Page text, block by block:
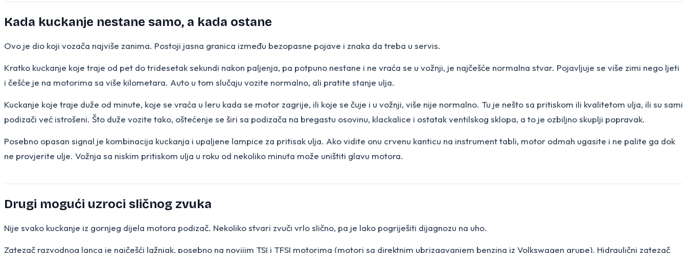
Kada kuckanje nestane samo, a kada ostane
Ovo je dio koji vozača najviše zanima. Postoji jasna granica između bezopasne pojave i znaka da treba u servis.
Kratko kuckanje koje traje od pet do tridesetak sekundi nakon paljenja, pa potpuno nestane i ne vraća se u vožnji, je najčešće normalna stvar. Pojavljuje se više zimi nego ljeti
i češće je na motorima sa više kilometara. Auto u tom slučaju vozite normalno, ali pratite stanje ulja.
Kuckanje koje traje duže od minute, koje se vraća u leru kada se motor zagrije, ili koje se čuje i u vožnji, više nije normalno. Tu je nešto sa pritiskom ili kvalitetom ulja, ili su sami
podizači već istrošeni. Što duže vozite tako, oštećenje se širi sa podizača na bregastu osovinu, klackalice i ostatak ventilskog sklopa, a to je ozbiljno skuplji popravak.
Posebno opasan signal je kombinacija kuckanja i upaljene lampice za pritisak ulja. Ako vidite onu crvenu kanticu na instrument tabli, motor odmah ugasite i ne palite ga dok
ne provjerite ulje. Vožnja sa niskim pritiskom ulja u roku od nekoliko minuta može uništiti glavu motora.
Drugi mogući uzroci sličnog zvuka
Nije svako kuckanje iz gornjeg dijela motora podizač. Nekoliko stvari zvuči vrlo slično, pa je lako pogriješiti dijagnozu na uho.
Zatezač razvodnog lanca je najčešći lažnjak, posebno na novijim TSI i TFSI motorima (motori sa direktnim ubrizgavanjem benzina iz Volkswagen grupe). Hidraulični zatezač